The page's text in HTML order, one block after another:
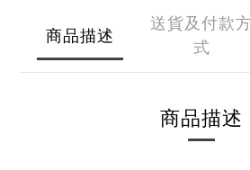
商品描述
送貨及付款
式
商品描述